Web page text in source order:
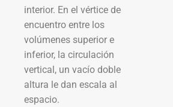
interior. En el vértice de
encuentro entre los
volúmenes superior e
inferior, la circulación
vertical, un vacío doble
altura le dan escala al
espacio.